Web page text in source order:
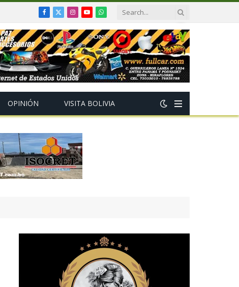
Facebook
X
(Twitter)
Instagram
YouTubeWhatsApp
OPINIÓN VISITA BOLIVIA